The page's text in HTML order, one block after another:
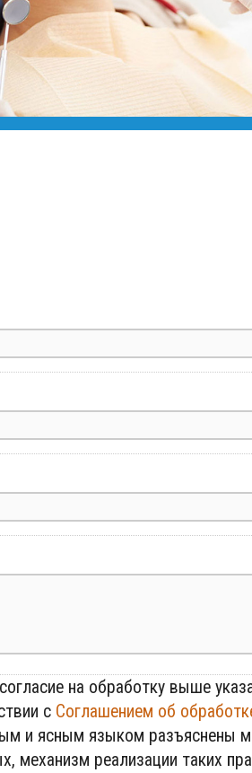
на обработку выше
с Соглашением об
и ясным языком разъяснены
механизм реализации таких